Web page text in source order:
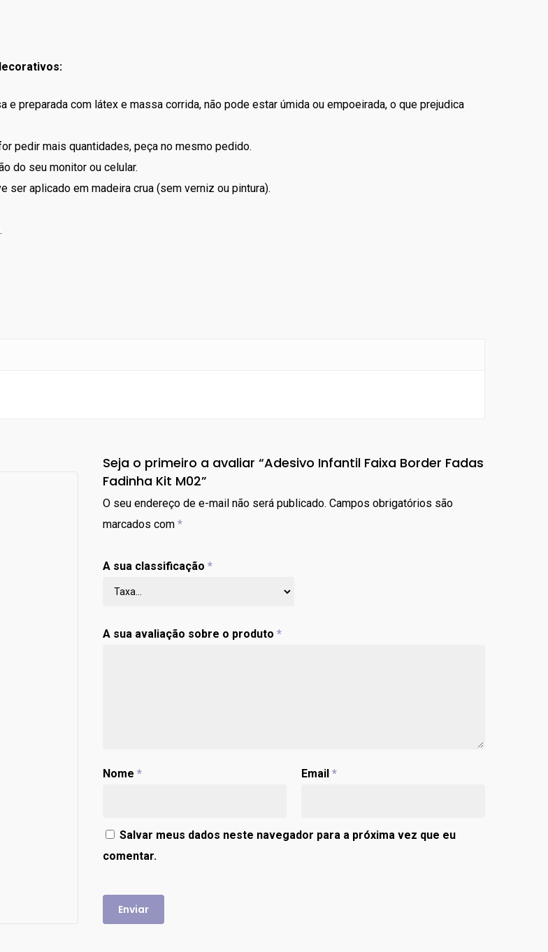
preparada com látex e massa corrida, não pode estar úmida ou empoeirada, o que prejudica
pedir mais quantidades, peça no mesmo pedido.
do seu monitor ou celular.
aplicado em madeira crua (sem verniz ou pintura).
Seja o primeiro a avaliar “Adesivo Infantil Faixa Border Fadas
Fadinha Kit M02”
O seu endereço de e-mail não será publicado. Campos obrigatórios são
marcados com *
A sua classificação *
A sua avaliação sobre o produto *
Nome * Email*
Salvar meus dados neste navegador para a próxima vez que eu
comentar.